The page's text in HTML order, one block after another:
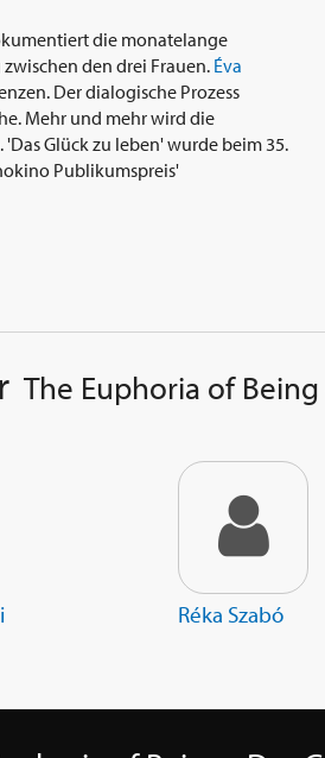
die monatelange
den drei Frauen. Éva
Der dialogische Prozess
Mehr und mehr wird die
Glück zu leben' wurde beim 35.
Publikumspreis'
The Euphoria of
Réka Szabó